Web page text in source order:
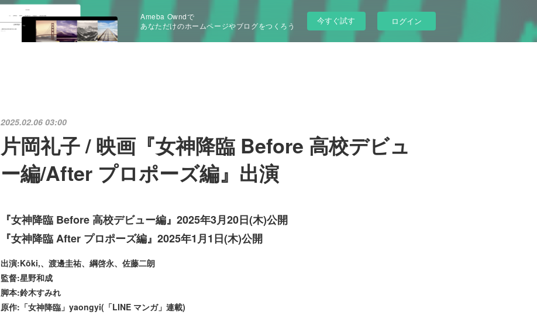
Ameba Owndで
あなただけのホームページやブログをつくろう
今すぐ試す ログイン
2025.02.06 03:00
片岡礼子 / 映画『女神降臨 Before 高校デビュ
ー編/After プロポーズ編』出演
『女神降臨 Before 高校デビュー編』2025年3月20日(木)公開
『女神降臨 After プロポーズ編』2025年1月1日(木)公開
出演:Kōki,、渡邊圭祐、綱啓永、佐藤二朗
監督:星野和成
脚本:鈴木すみれ
原作:「女神降臨」yaongyi(「LINE マンガ」連載)